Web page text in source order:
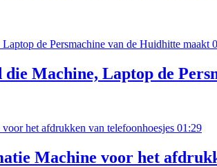
Machine, Laptop de
01:29
Machine voor het